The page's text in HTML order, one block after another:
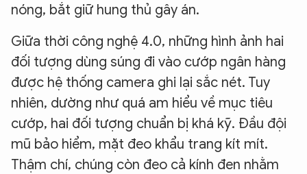
nóng, bắt giữ hung thủ gây án.
Giữa thời công nghệ 4.0, những hình ảnh hai
đối tượng dùng súng đi vào cướp ngân hàng
được hệ thống camera ghi lại sắc nét. Tuy
nhiên, dường như quá am hiểu về mục tiêu
cướp, hai đối tượng chuẩn bị khá kỹ. Đầu đội
mũ bảo hiểm, mặt đeo khẩu trang kít mít.
Thậm chí, chúng còn đeo cả kính đen nhằm